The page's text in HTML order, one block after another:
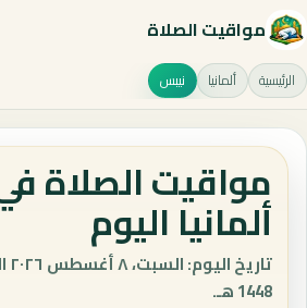
مواقيت الصلاة
الرئيسية ألمانيا نيبس
مواقيت الصلاة
ألمانيا اليوم
1448 هـ.